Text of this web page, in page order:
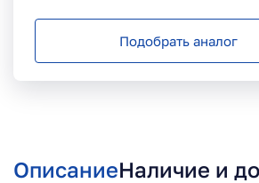
Подобрать аналог
ОписаниеНаличие и